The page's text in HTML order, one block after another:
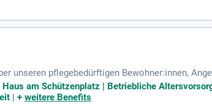
unseren pflegebedürftigen Bewohner:innen,
als Gesundheits- und
am Schützenplatz | Betriebliche
|+weitere Benefits